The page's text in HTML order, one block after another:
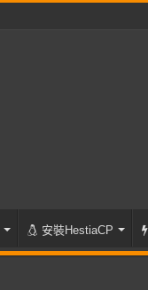
安裝HestiaCP